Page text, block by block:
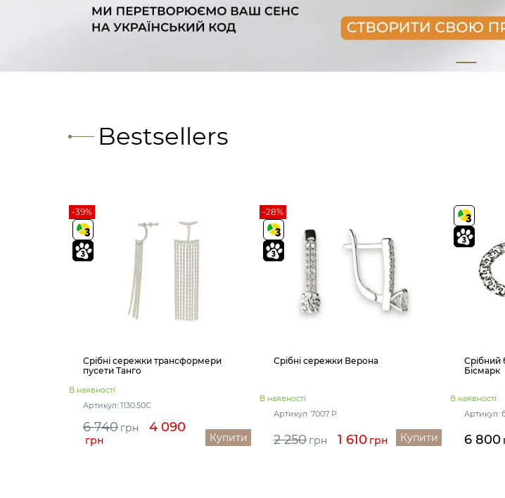
Bestsellers
-39%
Срібні сережки трансформери
пусети Танго
В наявності
Артикул: 1130.50С
6 740 грн 4 090
грн Купити
-28%
Срібні сережки Верона
В наявності
Артикул: 7007 Р
2 250 грн 1 610 грн Купити
Срібний
Бісмарк
В наявності
Артикул:
6 800